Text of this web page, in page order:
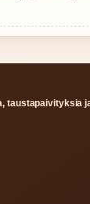
taustapaivityksia